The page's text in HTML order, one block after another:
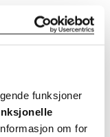
funksjoner
om for